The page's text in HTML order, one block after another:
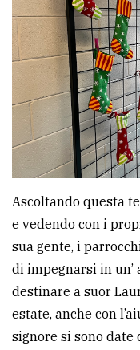
Ascoltando questa
e vedendo con i
sua gente, i
di impegnarsi in
destinare a suor
estate, anche con
signore si sono date